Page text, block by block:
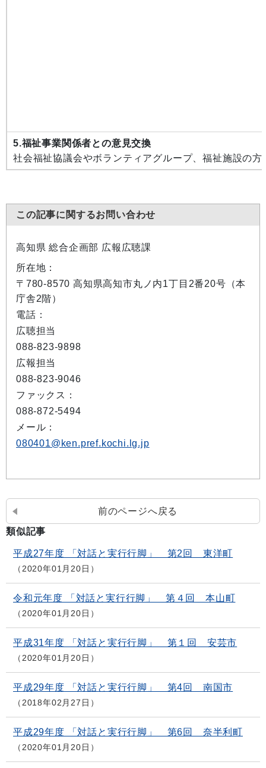
5.福祉事業関係者との意見交換
社会福祉協議会やボランティアグループ、福祉施設の
この記事に関するお問い合わせ
高知県 総合企画部 広報広聴課
所在地：
〒780-8570 高知県高知市丸ノ内1丁目2番20号（本
庁舎2階）
電話：
広聴担当
088-823-9898
広報担当
088-823-9046
ファックス：
088-872-5494
メール：
080401@ken.pref.kochi.lg.jp
前のページへ戻る
類似記事
平成27年度 「対話と実行行脚」 第2回 東洋町
2020年01月20日
令和元年度 「対話と実行行脚」 第４回 本山町
2020年01月20日
平成31年度 「対話と実行行脚」 第１回 安芸市
2020年01月20日
平成29年度 「対話と実行行脚」 第4回 南国市
2018年02月27日
平成29年度 「対話と実行行脚」 第6回 奈半利町
2020年01月20日